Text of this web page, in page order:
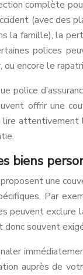
complète
(avec des
la famille), la
polices
encore le
police
offrir une
attentivement
biens
une
Par
peuvent exclure
souvent
auprès de